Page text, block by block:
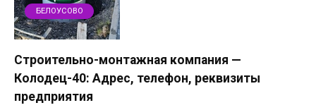
БЕЛОУСОВО
Строительно-монтажная компания —
Колодец-40: Адрес, телефон, реквизиты
предприятия